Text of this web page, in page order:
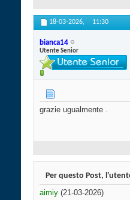
18-03-2026, 11:30
bianca14
Utente Senior
grazie ugualmente .
Per questo Post,
aimiy (21-03-2026)